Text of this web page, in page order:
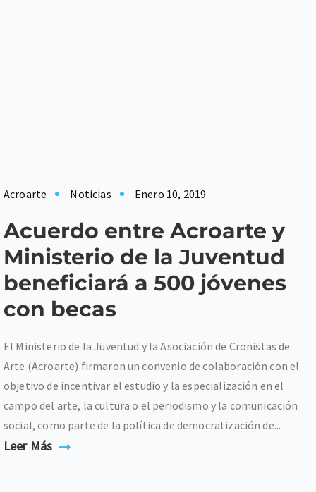
Acroarte Noticias Enero 10, 2019
Acuerdo entre Acroarte y
Ministerio de la Juventud
beneficiará a 500 jóvenes
con becas
El Ministerio de la Juventud y la Asociación de Cronistas de
Arte (Acroarte) firmaron un convenio de colaboración con el
objetivo de incentivar el estudio y la especialización en el
campo del arte, la cultura o el periodismo y la comunicación
social, como parte de la política de democratización de...
Leer Más